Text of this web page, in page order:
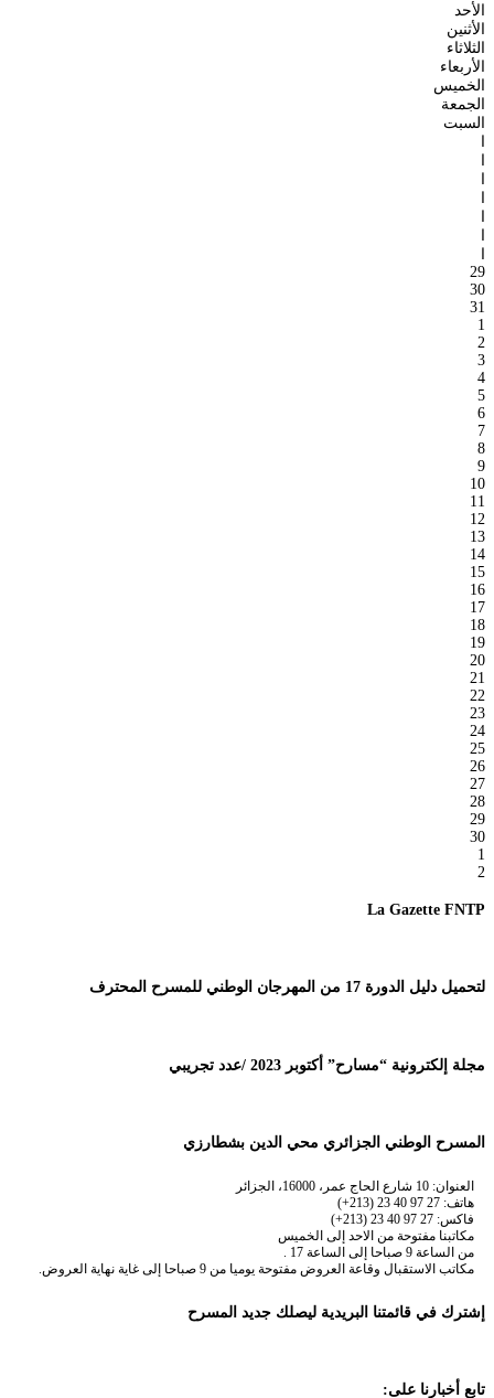
الأحد
الأثنين
الثلاثاء
الأربعاء
الخميس
الجمعة
السبت
ا
ا
ا
ا
ا
ا
ا
29
30
31
1
2
3
4
5
6
7
8
9
10
11
12
13
14
15
16
17
18
19
20
21
22
23
24
25
26
27
28
29
30
1
2
La Gazette FNTP
لتحميل دليل الدورة 17 من المهرجان الوطني للمسرح المحترف
مجلة إلكترونية “مسارح” أكتوبر 2023 /عدد تجريبي
المسرح الوطني الجزائري محي الدين بشطارزي
العنوان: 10 شارع الحاج عمر، 16000، الجزائر
هاتف: 27 97 40 23 (213+)
فاكس: 27 97 40 23 (213+)
مكاتبنا مفتوحة من الاحد إلى الخميس
من الساعة 9 صباحا إلى الساعة 17 .
مكاتب الاستقبال وقاعة العروض مفتوحة يوميا من 9 صباحا إلى غاية نهاية العروض.
إشترك في قائمتنا البريدية ليصلك جديد المسرح
تابع أخبارنا على: